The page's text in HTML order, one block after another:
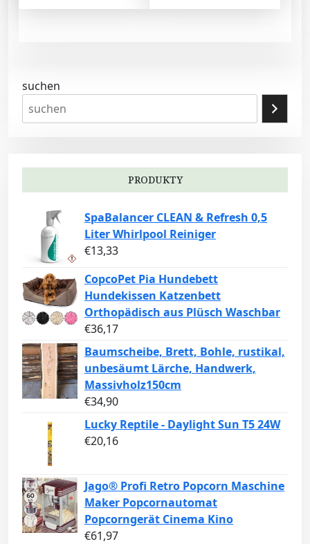
suchen
PRODUKTY
SpaBalancer CLEAN & Refresh 0,5
Liter Whirlpool Reiniger
€13,33
CopcoPet Pia Hundebett
Hundekissen Katzenbett
Orthopädisch aus Plüsch Waschbar
€36,17
Baumscheibe, Brett, Bohle, rustikal,
unbesäumt Lärche, Handwerk,
Massivholz150cm
€34,90
Lucky Reptile - Daylight Sun T5 24W
€20,16
Jago® Profi Retro Popcorn Maschine
Maker Popcornautomat
Popcorngerät Cinema Kino
€61,97